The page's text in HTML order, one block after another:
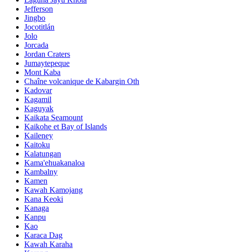
Jefferson
Jingbo
Jocotitlán
Jolo
Jorcada
Jordan Craters
Jumaytepeque
Mont Kaba
Chaîne volcanique de Kabargin Oth
Kadovar
Kagamil
Kaguyak
Kaikata Seamount
Kaikohe et Bay of Islands
Kaileney
Kaitoku
Kalatungan
Kama'ehuakanaloa
Kambalny
Kamen
Kawah Kamojang
Kana Keoki
Kanaga
Kanpu
Kao
Karaca Dag
Kawah Karaha